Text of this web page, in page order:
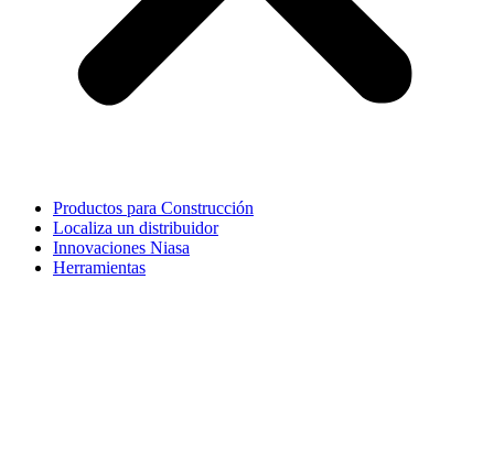
Productos para Construcción
Localiza un distribuidor
Innovaciones Niasa
Herramientas